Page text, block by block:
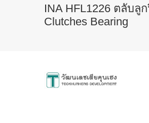
INA HFL1226 ตลับลู
Clutches Bearing